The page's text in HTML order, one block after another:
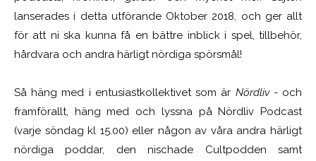
lanserades i detta utförande Oktober 2018, och ger allt
för att ni ska kunna få en bättre inblick i spel, tillbehör,
hårdvara och andra härligt nördiga spörsmål!
Så häng med i entusiastkollektivet som är Nördliv- och
framförallt, häng med och lyssna på Nördliv Podcast
(varje söndag kl 15.00) eller någon av våra andra härligt
nördiga poddar, den nischade Cultpodden samt